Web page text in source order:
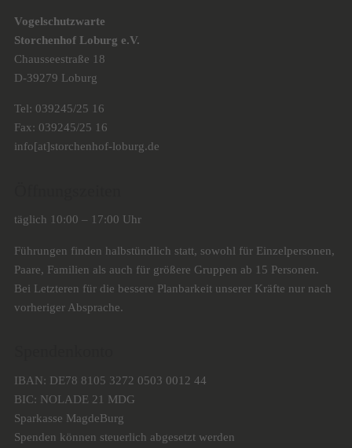
Vogelschutzwarte
Storchenhof Loburg e.V.
Chausseestraße 18
D-39279 Loburg
Tel: 039245/25 16
Fax: 039245/25 16
info[at]storchenhof-loburg.de
täglich 10:00 – 17:00 Uhr
Führungen finden halbstündlich statt, sowohl für Einzelpersonen,
Paare, Familien als auch für größere Gruppen ab 15 Personen.
Bei Letzteren für die bessere Planbarkeit unserer Kräfte nur nach
vorheriger Absprache.
IBAN: DE78 8105 3272 0503 0012 44
BIC: NOLADE 21 MDG
Sparkasse MagdeBurg
Spenden können steuerlich abgesetzt werden